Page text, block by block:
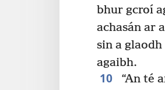
bhur gcroí
achasán ar
sin a
agaibh.
10
“An té